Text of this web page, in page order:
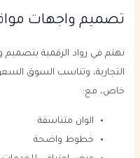
تصميم واجهات
نهتم في رواد الرقمية
التجارية، وتناسب السوق
خاص، مع:
الوان متناسقة
خطوط واضحة